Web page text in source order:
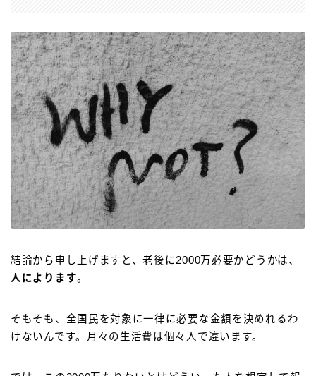
結論から申し上げますと、老後に2000万必要かどうかは、
人によります。
そもそも、全国民を対象に一律に必要な金額を決めれるわ
けないんです。月々の生活費は個々人で違います。